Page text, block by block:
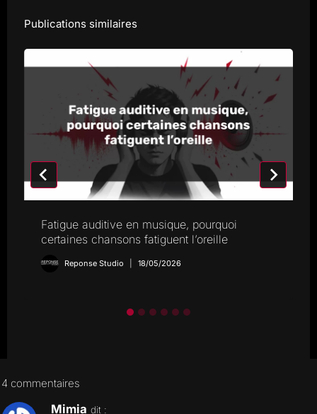
Publications similaires
Fatigue auditive en musique, pourquoi
certaines chansons fatiguent l’oreille
Reponse Studio 18/05/2026
4 commentaires
Mimia dit :